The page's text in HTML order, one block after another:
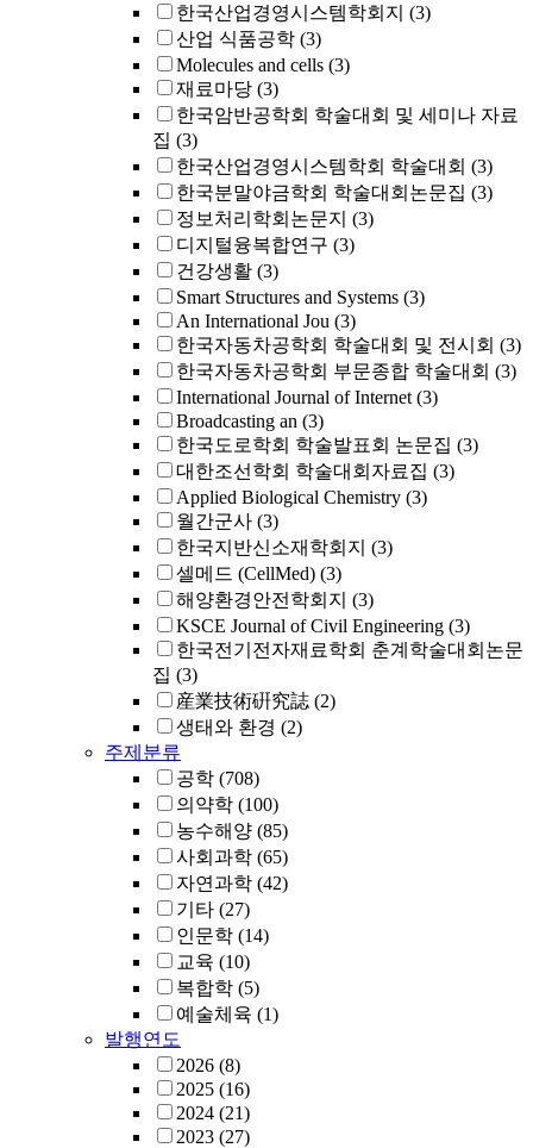
한국산업경영시스템학회지 (3)
산업 식품공학 (3)
Molecules and cells (3)
재료마당 (3)
한국암반공학회 학술대회 및 세미나 자료
집 (3)
한국산업경영시스템학회 학술대회 (3)
한국분말야금학회 학술대회논문집 (3)
정보처리학회논문지 (3)
디지털융복합연구 (3)
건강생활 (3)
Smart Structures and Systems (3)
An International Jou (3)
한국자동차공학회 학술대회 및 전시회 (3)
한국자동차공학회 부문종합 학술대회 (3)
International Journal of Internet (3)
Broadcasting an (3)
한국도로학회 학술발표회 논문집 (3)
대한조선학회 학술대회자료집 (3)
Applied Biological Chemistry (3)
월간군사 (3)
한국지반신소재학회지 (3)
셀메드 (CellMed) (3)
해양환경안전학회지 (3)
KSCE Journal of Civil Engineering (3)
한국전기전자재료학회 춘계학술대회논문
집 (3)
産業技術硏究誌 (2)
생태와 환경 (2)
주제분류
공학 (708)
의약학 (100)
농수해양 (85)
사회과학 (65)
자연과학 (42)
기타 (27)
인문학 (14)
교육 (10)
복합학 (5)
예술체육 (1)
발행연도
2026 (8)
2025 (16)
2024 (21)
2023 (27)